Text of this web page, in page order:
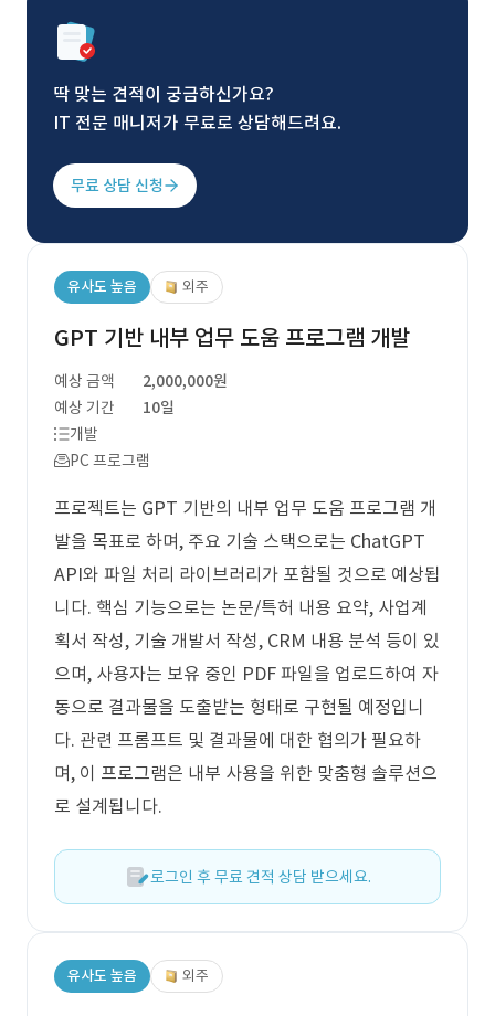
딱 맞는 견적이 궁금하신가요?
IT 전문 매니저가 무료로 상담해드려요.
무료 상담 신청
유사도 높음 외주
GPT 기반 내부 업무 도움 프로그램 개발
예상 금액
2,000,000원
예상 기간
10일
개발
PC 프로그램
프로젝트는 GPT 기반의 내부 업무 도움 프로그램 개
발을 목표로 하며, 주요 기술 스택으로는 ChatGPT
API와 파일 처리 라이브러리가 포함될 것으로 예상됩
니다. 핵심 기능으로는 논문/특허 내용 요약, 사업계
획서 작성, 기술 개발서 작성, CRM 내용 분석 등이 있
으며, 사용자는 보유 중인 PDF 파일을 업로드하여 자
동으로 결과물을 도출받는 형태로 구현될 예정입니
다. 관련 프롬프트 및 결과물에 대한 협의가 필요하
며, 이 프로그램은 내부 사용을 위한 맞춤형 솔루션으
로 설계됩니다.
로그인 후 무료 견적 상담 받으세요.
유사도 높음 외주